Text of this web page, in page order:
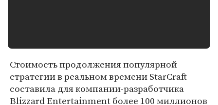
Стоимость продолжения популярной
стратегии в реальном времени StarCraft
составила для компании-разработчика
Blizzard Entertainment более 100 миллионов